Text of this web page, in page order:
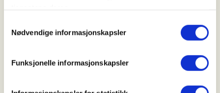
Nødvendige informasjonskapsler
Funksjonelle informasjonskapsler
Instruksjon fra svært erfarne jegere med lang
Øvelser som bygger fokus, presisjon og